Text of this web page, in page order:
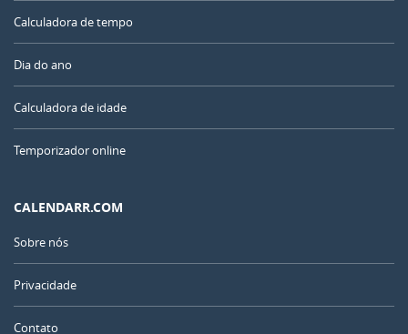
Calculadora de tempo
Dia do ano
Calculadora de idade
Temporizador online
CALENDARR.COM
Sobre nós
Privacidade
Contato